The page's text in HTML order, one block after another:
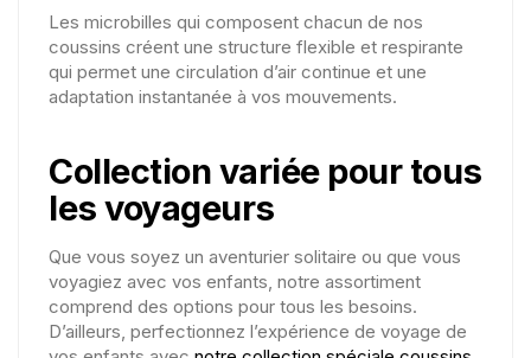
Les microbilles qui composent chacun de nos
coussins créent une structure flexible et respirante
qui permet une circulation d’air continue et une
adaptation instantanée à vos mouvements.
Collection variée pour tous
les voyageurs
Que vous soyez un aventurier solitaire ou que vous
voyagiez avec vos enfants, notre assortiment
comprend des options pour tous les besoins.
D’ailleurs, perfectionnez l’expérience de voyage de